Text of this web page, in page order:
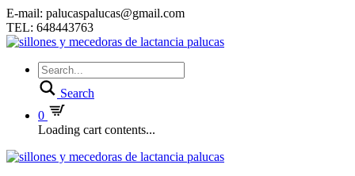
E-mail: palucaspalucas@gmail.com
TEL: 648443763
Search
0
Loading cart contents...